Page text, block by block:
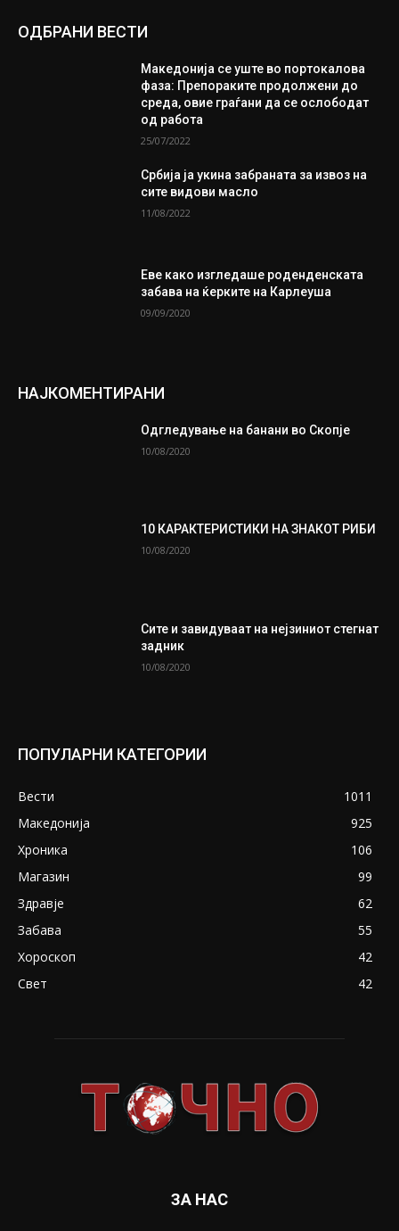
ОДБРАНИ ВЕСТИ
Македонија се уште во портокалова
фаза: Препораките продолжени до
среда, овие граѓани да се ослободат
од работа
25/07/2022
Србија ја укина забраната за извоз на
сите видови масло
11/08/2022
Еве како изгледаше роденденската
забава на ќерките на Карлеуша
09/09/2020
НАЈКОМЕНТИРАНИ
Одгледување на банани во Скопје
10/08/2020
10 КАРАКТЕРИСТИКИ НА ЗНАКОТ РИБИ
10/08/2020
Сите и завидуваат на нејзиниот стегнат
задник
10/08/2020
ПОПУЛАРНИ КАТЕГОРИИ
Вести
1011
Македонија
925
Хроника
106
Магазин
99
Здравје
62
Забава
55
Хороскоп
42
Свет
42
ЗА НАС